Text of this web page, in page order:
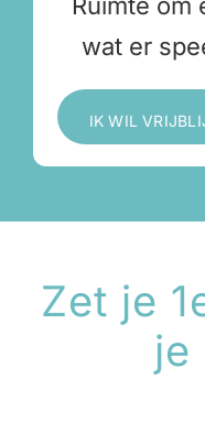
Ruimte om
wat er
IK WIL
Zet je
je